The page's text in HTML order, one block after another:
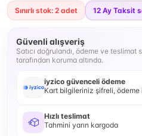
Sınırlı stok: 2 adet 12 Ay Taksit
Güvenli alışveriş
Satıcı doğrulandı, ödeme ve
tarafından koruma altında.
iyzico güvenceli ödeme
Kart bilgileriniz şifreli, ödeme
Hızlı teslimat
Tahmini yarın kargoda